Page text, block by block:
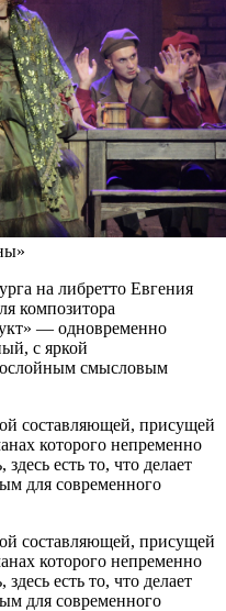
на либретто Евгения
композитора
— одновременно
с яркой
смысловым
составляющей, присущей
которого непременно
есть то, что делает
для современного
составляющей, присущей
которого непременно
есть то, что делает
для современного